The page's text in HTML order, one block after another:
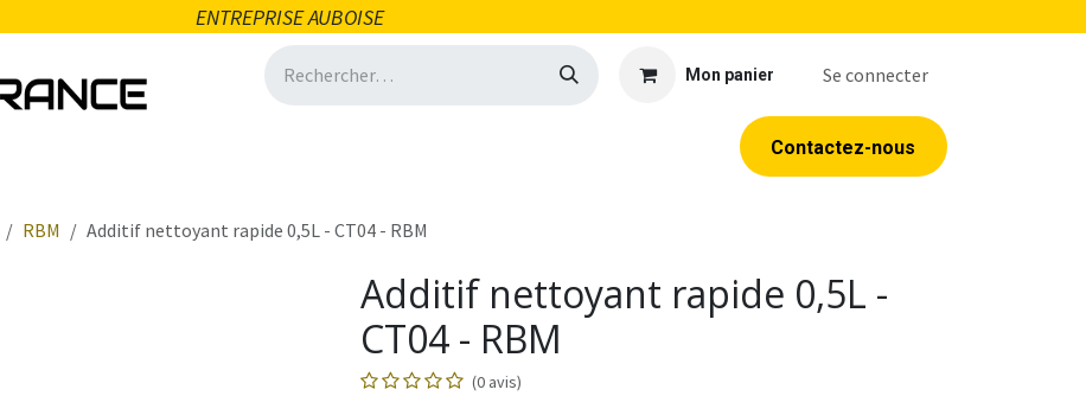
ENTREPRISE AUBOISE
Mon panier Se connecter
Outillage Formations
Contacte​​​​z​​​​​​​​-​​nous
RBM Additif nettoyant rapide 0,5L - CT04 - RBM
Additif nettoyant rapide 0,5L -
CT04 - RBM
(0 avis)